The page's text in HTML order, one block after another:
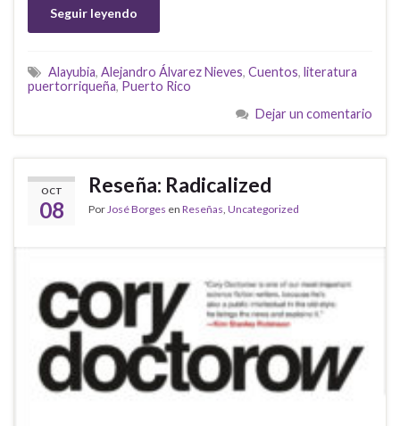
Seguir leyendo
Alayubia, Alejandro Álvarez Nieves, Cuentos, literatura
puertorriqueña, Puerto Rico
Dejar un comentario
OCT
08
Reseña: Radicalized
PorJosé Borges en Reseñas, Uncategorized